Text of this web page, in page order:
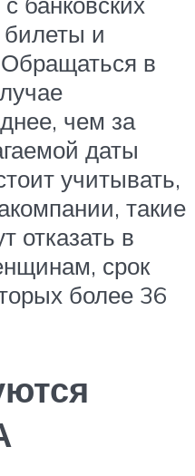
билеты и
в
чем за
даты
учитывать,
такие
отказать в
срок
более 36